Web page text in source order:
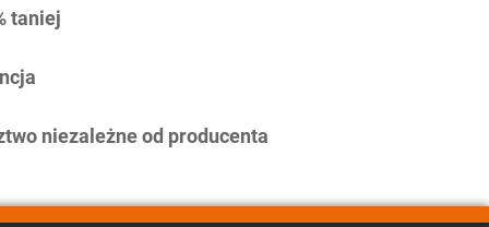
taniej
niezależne od producenta